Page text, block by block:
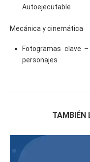
Autoejecutable
Mecánica y cinemática
Fotogramas clave
personajes
TAMBIÉN